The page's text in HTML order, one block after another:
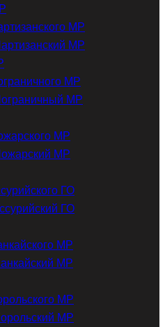
МР
МР
МР
МР
МР
МР
ГО
ГО
МР
МР
МР
МР